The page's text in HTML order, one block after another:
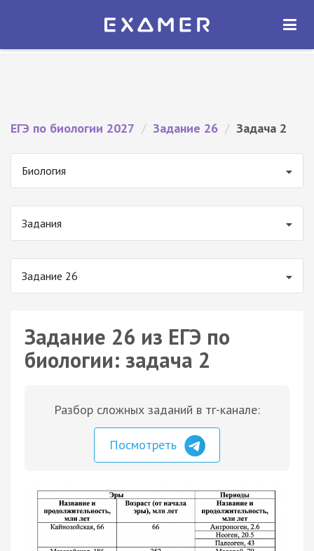
Экзамер — ЕГЭ 2027
ОТКРЫТЬ
ЕГЭ по биологии 2027 / Задание 26 / Задача 2
Биология
Задания
Задание 26
Задание 26 из ЕГЭ по
биологии: задача 2
Разбор сложных заданий в тг-канале:
Посмотреть